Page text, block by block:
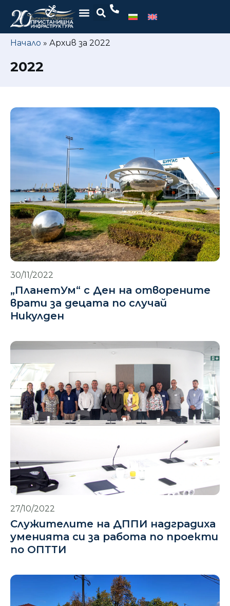
Начало » Архив за 2022
2022
30/11/2022
„ПланетУм“ с Ден на отворените
врати за децата по случай
Никулден
27/10/2022
Служителите на ДППИ надградиха
уменията си за работа по проекти
по ОПТТИ